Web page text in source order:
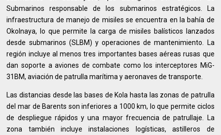
Submarinos responsable de los submarinos estratégicos. La
infraestructura de manejo de misiles se encuentra en la bahía de
Okolnaya, lo que permite la carga de misiles balísticos lanzados
desde submarinos (SLBM) y operaciones de mantenimiento. La
región incluye al menos tres importantes bases aéreas rusas que
dan soporte a aviones de combate como los interceptores MiG-
31BM, aviación de patrulla marítima y aeronaves de transporte.
Las distancias desde las bases de Kola hasta las zonas de patrulla
del mar de Barents son inferiores a 1000 km, lo que permite ciclos
de despliegue rápidos y una mayor frecuencia de patrullaje. La
zona también incluye instalaciones logísticas, astilleros de